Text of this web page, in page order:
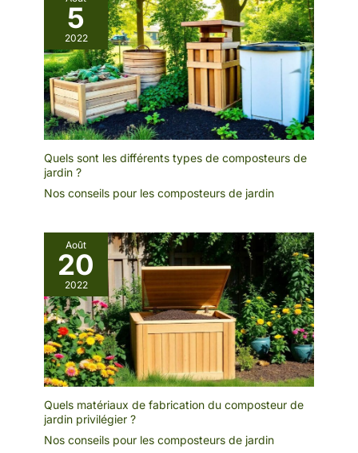
5
2022
Quels sont les différents types de composteurs de
jardin ?
Nos conseils pour les composteurs de jardin
Août
20
2022
Quels matériaux de fabrication du composteur de
jardin privilégier ?
Nos conseils pour les composteurs de jardin